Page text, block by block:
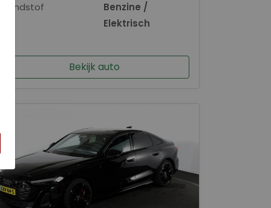
Brandstof
Benzine /
Elektrisch
Bekijk auto